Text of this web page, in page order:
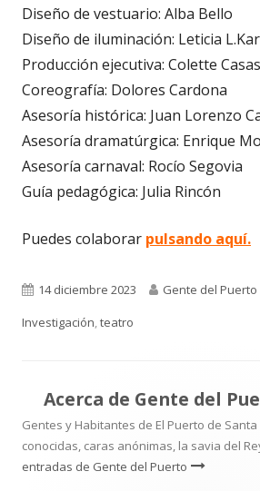
Diseño de vestuario: Alba Bello
Diseño de iluminación: Leticia
Producción ejecutiva: Colette
Coreografía: Dolores Cardona
Asesoría histórica: Juan Lorenzo
Asesoría dramatúrgica: Enrique
Asesoría carnaval: Rocío Segovia
Guía pedagógica: Julia Rincón
Puedes colaborar pulsando aquí.
Publicado
el
14 diciembre 2023 Autor
Gente del Puerto
Investigación,teatro
Acerca de Gente del
Gentes y Habitantes de El Puerto de
conocidas, caras anónimas, la savia del
entradas de Gente del Puerto